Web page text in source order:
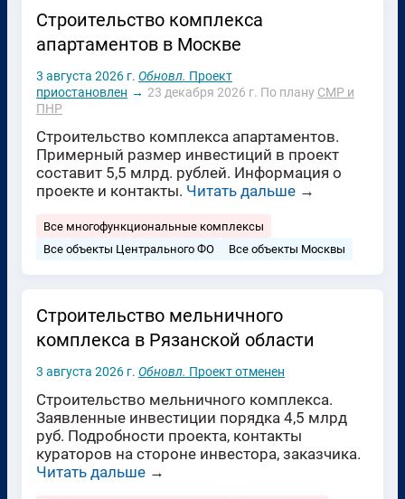
Строительство комплекса
апартаментов в Москве
3 августа 2026 г. Обновл. Проект
приостановлен → 23 декабря 2026 г. По плану СМР и
ПНР
Строительство комплекса апартаментов.
Примерный размер инвестиций в проект
составит 5,5 млрд. рублей. Информация о
проекте и контакты. Читать дальше →
Все многофункциональные комплексы
Все объекты Центрального ФО
Все объекты Москвы
Строительство мельничного
комплекса в Рязанской области
3 августа 2026 г. Обновл. Проект отменен
Строительство мельничного комплекса.
Заявленные инвестиции порядка 4,5 млрд
руб. Подробности проекта, контакты
кураторов на стороне инвестора, заказчика.
Читать дальше →